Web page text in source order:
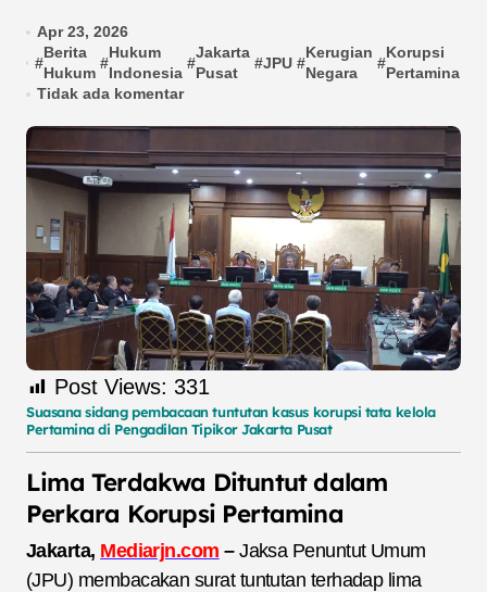
Apr 23, 2026
#
Berita
Hukum
#
Hukum
Indonesia
#
Jakarta
Pusat
#JPU #
Kerugian
Negara
#
Korupsi
Pertamina
Tidak ada komentar
Post Views: 331
Suasana sidang pembacaan tuntutan kasus korupsi tata kelola
Pertamina di Pengadilan Tipikor Jakarta Pusat
Lima Terdakwa Dituntut dalam
Perkara Korupsi Pertamina
Jakarta, Mediarjn.com –Jaksa Penuntut Umum
(JPU) membacakan surat tuntutan terhadap lima